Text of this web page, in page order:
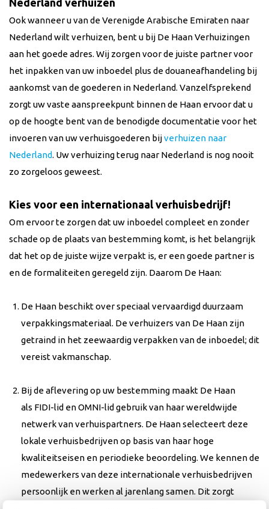
Ook wanneer u van de Verenigde Arabische Emiraten naar
Nederland wilt verhuizen, bent u bij De Haan Verhuizingen
aan het goede adres. Wij zorgen voor de juiste partner voor
het inpakken van uw inboedel plus de douaneafhandeling bij
aankomst van de goederen in Nederland. Vanzelfsprekend
zorgt uw vaste aanspreekpunt binnen de Haan ervoor dat u
op de hoogte bent van de benodigde documentatie voor het
invoeren van uw verhuisgoederen bijverhuizen naar
Nederland. Uw verhuizing terug naar Nederland is nog nooit
zo zorgeloos geweest.
Kies voor een internationaal verhuisbedrijf!
Om ervoor te zorgen dat uw inboedel compleet en zonder
schade op de plaats van bestemming komt, is het belangrijk
dat het op de juiste wijze verpakt is, er een goede partner is
en de formaliteiten geregeld zijn. Daarom De Haan:
De Haan beschikt over speciaal vervaardigd duurzaam
verpakkingsmateriaal. De verhuizers van De Haan zijn
getraind in het zeewaardig verpakken van de inboedel; dit
vereist vakmanschap.
Bij de aflevering op uw bestemming maakt De Haan
als FIDI-lid en OMNI-lid gebruik van haar wereldwijde
netwerk van verhuispartners. De Haan selecteert deze
lokale verhuisbedrijven op basis van haar hoge
kwaliteitseisen en periodieke beoordeling. We kennen de
medewerkers van deze internationale verhuisbedrijven
persoonlijk en werken al jarenlang samen. Dit zorgt